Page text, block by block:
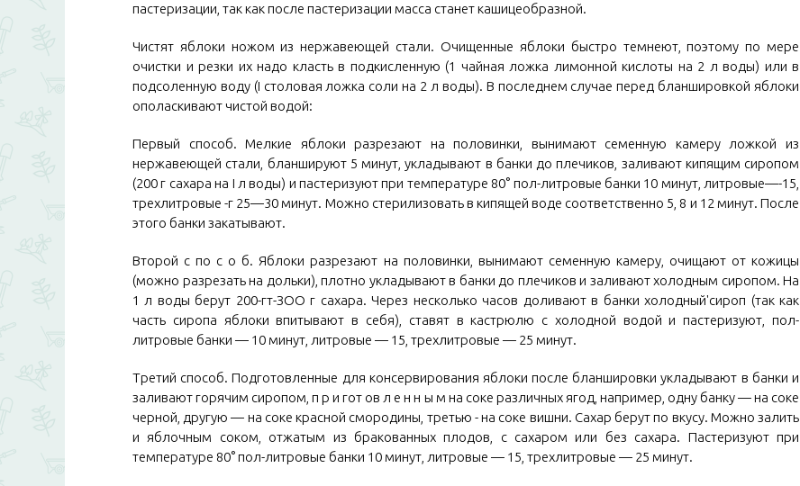
пастеризации, так как после пастеризации масса станет кашицеобразной.
Чистят яблоки ножом из нержавеющей стали. Очищенные яблоки быстро темнеют, поэтому по мере
очистки и резки их надо класть в подкисленную (1 чайная ложка лимонной кислоты на 2 л воды) или в
подсоленную воду (I столовая ложка соли на 2 л воды). В последнем случае перед бланшировкой яблоки
ополаскивают чистой водой:
Первый способ. Мелкие яблоки разрезают на половинки, вынимают семенную камеру ложкой из
нержавеющей стали, бланшируют 5 минут, укладывают в банки до плечиков, заливают кипящим сиропом
(200 г сахара на I л воды) и пастеризуют при температуре 80° пол-литровые банки 10 минут, литровые—-15,
трехлитровые -г 25—30 минут. Можно стерилизовать в кипящей воде соответственно 5, 8 и 12 минут. После
этого банки закатывают.
Второй с по с о б. Яблоки разрезают на половинки, вынимают семенную камеру, очищают от кожицы
(можно разрезать на дольки), плотно укладывают в банки до плечиков и заливают холодным сиропом. На
1 л воды берут 200-гт-ЗОО г сахара. Через несколько часов доливают в банки холодный'сироп (так как
часть сиропа яблоки впитывают в себя), ставят в кастрюлю с холодной водой и пастеризуют, пол-
литровые банки — 10 минут, литровые — 15, трехлитровые — 25 минут.
Третий способ. Подготовленные для консервирования яблоки после бланшировки укладывают в банки и
заливают горячим сиропом, п р и гот ов л е н н ы м на соке различных ягод, например, одну банку — на соке
черной, другую — на соке красной смородины, третью - на соке вишни. Сахар берут по вкусу. Можно залить
и яблочным соком, отжатым из бракованных плодов, с сахаром или без сахара. Пастеризуют при
температуре 80° пол-литровые банки 10 минут, литровые — 15, трехлитровые — 25 минут.